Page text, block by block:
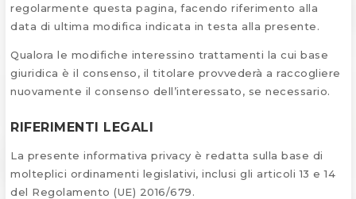
regolarmente questa pagina, facendo riferimento alla
data di ultima modifica indicata in testa alla presente.
Qualora le modifiche interessino trattamenti la cui base
giuridica è il consenso, il titolare provvederà a raccogliere
nuovamente il consenso dell’interessato, se necessario.
RIFERIMENTI LEGALI
La presente informativa privacy è redatta sulla base di
molteplici ordinamenti legislativi, inclusi gli articoli 13 e 14
del Regolamento (UE) 2016/679.